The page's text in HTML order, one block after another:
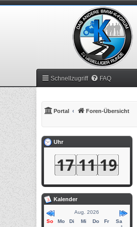
Schnellzugriff FAQ
Portal Foren-Übersicht
Uhr
Kalender
Aug. 2026
So
Mo Di Mi Do Fr
Sa